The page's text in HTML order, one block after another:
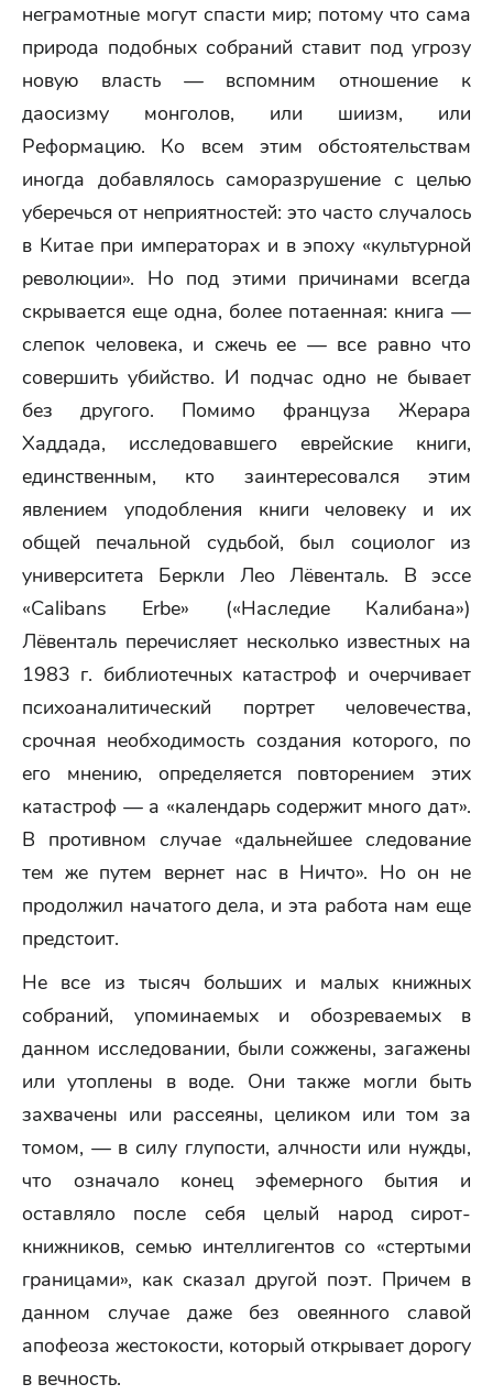
неграмотные могут спасти мир; потому что сама
природа подобных собраний ставит под угрозу
новую власть — вспомним отношение к
даосизму монголов, или шиизм, или
Реформацию. Ко всем этим обстоятельствам
иногда добавлялось саморазрушение с целью
уберечься от неприятностей: это часто случалось
в Китае при императорах и в эпоху «культурной
революции». Но под этими причинами всегда
скрывается еще одна, более потаенная: книга —
слепок человека, и сжечь ее — все равно что
совершить убийство. И подчас одно не бывает
без другого. Помимо француза Жерара
Хаддада, исследовавшего еврейские книги,
единственным, кто заинтересовался этим
явлением уподобления книги человеку и их
общей печальной судьбой, был социолог из
университета Беркли Лео Лёвенталь. В эссе
«Calibans Erbe» («Наследие Калибана»)
Лёвенталь перечисляет несколько известных на
1983 г. библиотечных катастроф и очерчивает
психоаналитический портрет человечества,
срочная необходимость создания которого, по
его мнению, определяется повторением этих
катастроф — а «календарь содержит много дат».
В противном случае «дальнейшее следование
тем же путем вернет нас в Ничто». Но он не
продолжил начатого дела, и эта работа нам еще
предстоит.
Не все из тысяч больших и малых книжных
собраний, упоминаемых и обозреваемых в
данном исследовании, были сожжены, загажены
или утоплены в воде. Они также могли быть
захвачены или рассеяны, целиком или том за
томом, — в силу глупости, алчности или нужды,
что означало конец эфемерного бытия и
оставляло после себя целый народ сирот-
книжников, семью интеллигентов со «стертыми
границами», как сказал другой поэт. Причем в
данном случае даже без овеянного славой
апофеоза жестокости, который открывает дорогу
в вечность.